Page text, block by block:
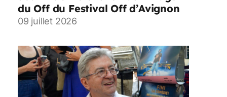
du Off du Festival Off d’Avignon
09 juillet 2026